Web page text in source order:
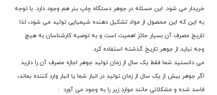
خریدار می شود. این مسئله در جوهر دستگاه چاپ بنر هم وجود دارد. با توجه
به این که این محصول از مواد تشکیل دهنده شیمیایی تولید می شود، لذا
تاریخ مصرف آن بسیار حائز اهمیت است و به توصیه کارشناسان به هیچ
وجه نباید از جوهر تاریخ گذشته استفاده کرد.
می دانستید شما فقط یک سال از زمان تولید جوهر اجازه مصرف آن را دارید
اگر جوهر بیش از یک سال از زمان تولید در انبار شما یا انبار وارد کننده بماند،
فاسد شده و مشکلاتی مانند موارد زیر را به وجود می آورد :